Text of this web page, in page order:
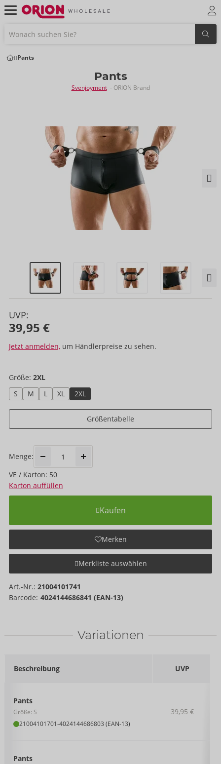
Pants
Pants
Svenjoyment - ORION Brand
UVP:
39,95 €
Jetzt anmelden, um Händlerpreise zu sehen.
Größe: 2XL
S
M L XL 2XL
Größentabelle
Menge:
VE / Karton: 50
Karton auffüllen
Kaufen
Merken
Merkliste auswählen
Art.-Nr.: 21004101741
Barcode: 4024144686841 (EAN-13)
Variationen
Beschreibung UVP
Pants
Größe: S
21004101701-4024144686803 (EAN-13)
39,95 €
Pants